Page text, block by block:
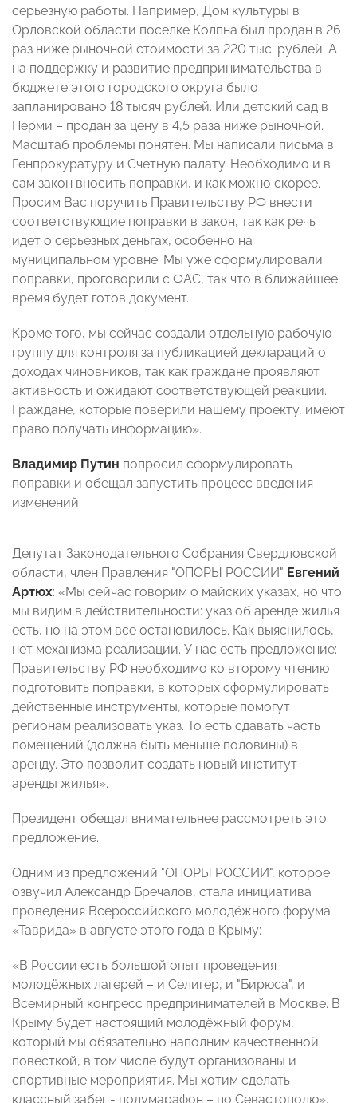
серьезную работы. Например, Дом культуры в
Орловской области поселке Колпна был продан в 26
раз ниже рыночной стоимости за 220 тыс. рублей. А
на поддержку и развитие предпринимательства в
бюджете этого городского округа было
запланировано 18 тысяч рублей. Или детский сад в
Перми – продан за цену в 4,5 раза ниже рыночной.
Масштаб проблемы понятен. Мы написали письма в
Генпрокуратуру и Счетную палату. Необходимо и в
сам закон вносить поправки, и как можно скорее.
Просим Вас поручить Правительству РФ внести
соответствующие поправки в закон, так как речь
идет о серьезных деньгах, особенно на
муниципальном уровне. Мы уже сформулировали
поправки, проговорили с ФАС, так что в ближайшее
время будет готов документ.
Кроме того, мы сейчас создали отдельную рабочую
группу для контроля за публикацией деклараций о
доходах чиновников, так как граждане проявляют
активность и ожидают соответствующей реакции.
Граждане, которые поверили нашему проекту, имеют
право получать информацию».
Владимир Путин попросил сформулировать
поправки и обещал запустить процесс введения
изменений.
Депутат Законодательного Собрания Свердловской
области, член Правления "ОПОРЫ РОССИИ" Евгений
Артюх: «Мы сейчас говорим о майских указах, но что
мы видим в действительности: указ об аренде жилья
есть, но на этом все остановилось. Как выяснилось,
нет механизма реализации. У нас есть предложение:
Правительству РФ необходимо ко второму чтению
подготовить поправки, в которых сформулировать
действенные инструменты, которые помогут
регионам реализовать указ. То есть сдавать часть
помещений (должна быть меньше половины) в
аренду. Это позволит создать новый институт
аренды жилья».
Президент обещал внимательнее рассмотреть это
предложение.
Одним из предложений "ОПОРЫ РОССИИ", которое
озвучил Александр Бречалов, стала инициатива
проведения Всероссийского молодёжного форума
«Таврида» в августе этого года в Крыму:
«В России есть большой опыт проведения
молодёжных лагерей – и Селигер, и "Бирюса", и
Всемирный конгресс предпринимателей в Москве. В
Крыму будет настоящий молодёжный форум,
который мы обязательно наполним качественной
повесткой, в том числе будут организованы и
спортивные мероприятия. Мы хотим сделать
классный забег - полумарафон – по Севастополю».